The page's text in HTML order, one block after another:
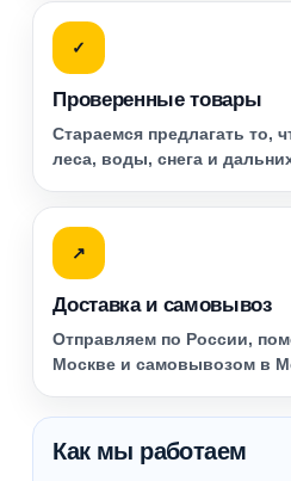
✓
Проверенные товары
Стараемся предлагать то,
леса, воды, снега и
↗
Доставка и самовывоз
Отправляем по России,
Москве и самовывозом в
Как мы работаем